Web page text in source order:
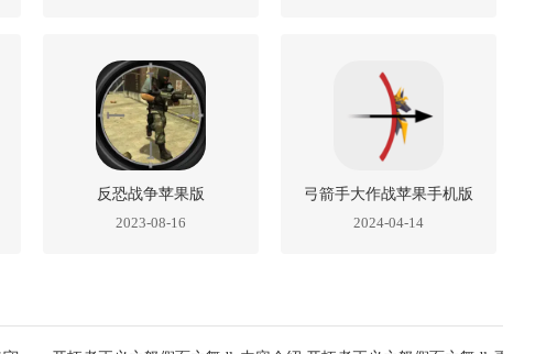
反恐战争苹果版
2023-08-16
弓箭手大作战苹果手机版
2024-04-14